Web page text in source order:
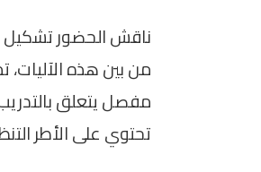
ناقش الحضور تشكيل
من بين هذه الآليات،
مفصل يتعلق بالتدريب
تحتوي على الأطر